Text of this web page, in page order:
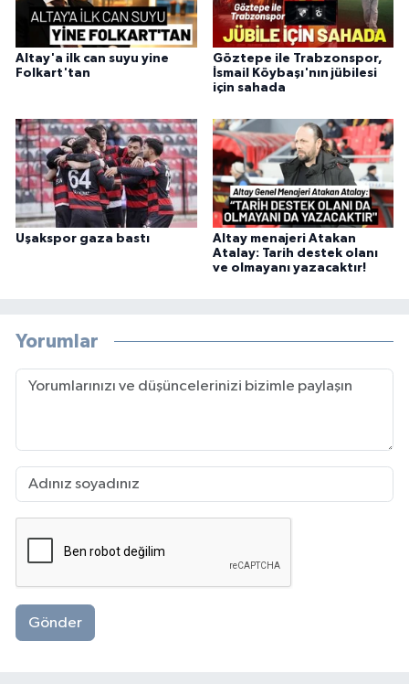
Altay'a ilk can suyu yine
Folkart'tan
Göztepe ile Trabzonspor,
İsmail Köybaşı'nın jübilesi
için sahada
Uşakspor gaza bastı
Altay menajeri Atakan
Atalay: Tarih destek olanı
ve olmayanı yazacaktır!
Yorumlar
Gönder